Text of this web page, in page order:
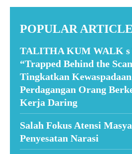
POPULAR
TALITHA KUM WALK s
“Trapped Behind the
Tingkatkan
Perdagangan Orang
Kerja Daring
Salah Fokus Atensi
Penyesatan Narasi